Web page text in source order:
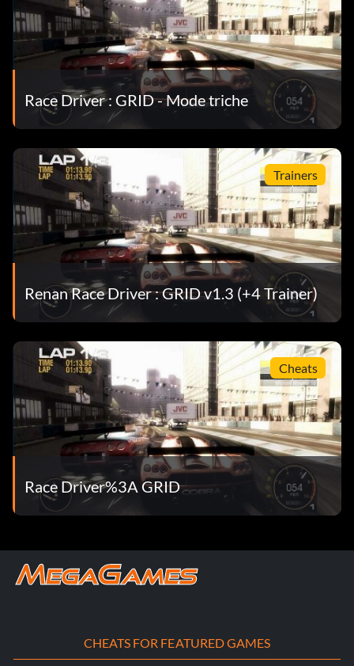
Race Driver : GRID - Mode triche
Trainers
Renan Race Driver : GRID v1.3 (+4 Trainer)
Cheats
Race Driver%3A GRID
CHEATS FOR FEATURED GAMES